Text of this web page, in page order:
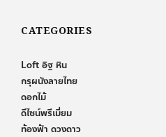
CATEGORIES
Loft อิฐ หิน
กรุผนังลายไทย
ดอกไม้
ดีไซน์พรีเมี่ยม
ท้องฟ้า ดวงดาว